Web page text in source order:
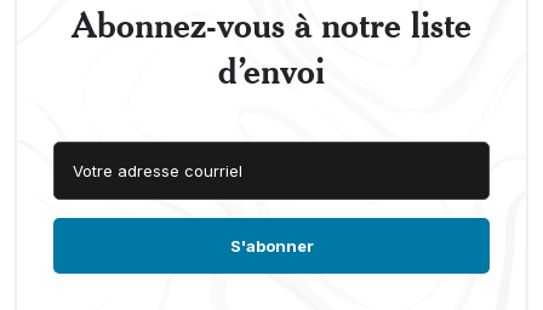
Abonnez-vous à notre liste
d’envoi